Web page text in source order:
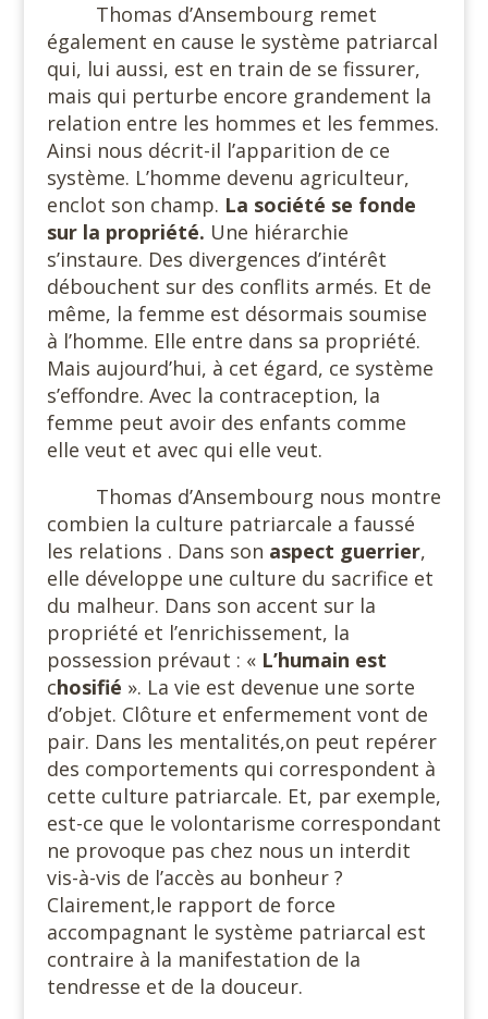
Thomas d’Ansembourg remet
également en cause le système patriarcal
qui, lui aussi, est en train de se fissurer,
mais qui perturbe encore grandement la
relation entre les hommes et les femmes.
Ainsi nous décrit-il l’apparition de ce
système. L’homme devenu agriculteur,
enclot son champ. La société se fonde
sur la propriété. Une hiérarchie
s’instaure. Des divergences d’intérêt
débouchent sur des conflits armés. Et de
même, la femme est désormais soumise
à l’homme. Elle entre dans sa propriété.
Mais aujourd’hui, à cet égard, ce système
s’effondre. Avec la contraception, la
femme peut avoir des enfants comme
elle veut et avec qui elle veut.
Thomas d’Ansembourg nous montre
combien la culture patriarcale a faussé
les relations . Dans son aspect guerrier,
elle développe une culture du sacrifice et
du malheur. Dans son accent sur la
propriété et l’enrichissement, la
possession prévaut : « L’humain est
chosifié ». La vie est devenue une sorte
d’objet. Clôture et enfermement vont de
pair. Dans les mentalités,on peut repérer
des comportements qui correspondent à
cette culture patriarcale. Et, par exemple,
est-ce que le volontarisme correspondant
ne provoque pas chez nous un interdit
vis-à-vis de l’accès au bonheur ?
Clairement,le rapport de force
accompagnant le système patriarcal est
contraire à la manifestation de la
tendresse et de la douceur.